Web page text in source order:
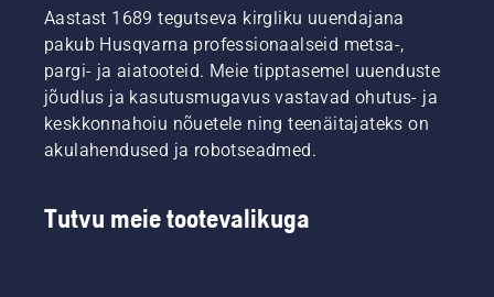
Aastast 1689 tegutseva kirgliku uuendajana
pakub Husqvarna professionaalseid metsa-,
pargi- ja aiatooteid. Meie tipptasemel uuenduste
jõudlus ja kasutusmugavus vastavad ohutus- ja
keskkonnahoiu nõuetele ning teenäitajateks on
akulahendused ja robotseadmed.
Tutvu meie tootevalikuga